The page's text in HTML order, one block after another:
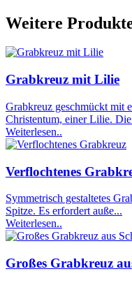
Weitere
Grabkreuz mit Lilie
Grabkreuz geschmückt mit
Christentum, einer Lilie.
Weiterlesen..
Verflochtenes
Symmetrisch gestaltetes
Spitze. Es erfordert auße...
Weiterlesen..
Großes Grabkreuz